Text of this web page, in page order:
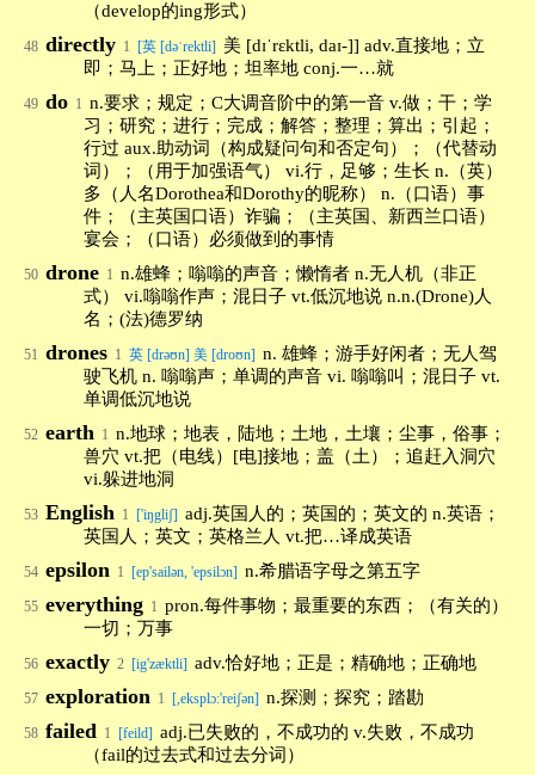
（develop的ing形式）
48 directly 1 [英 [dəˈrektli] 美 [dɪˈrɛktli, daɪ-]] adv.直接地；立
即；马上；正好地；坦率地 conj.一…就
49 do 1 n.要求；规定；C大调音阶中的第一音 v.做；干；学
习；研究；进行；完成；解答；整理；算出；引起；
行过 aux.助动词（构成疑问句和否定句）；（代替动
词）；（用于加强语气） vi.行，足够；生长 n.（英）
多（人名Dorothea和Dorothy的昵称） n.（口语）事
件；（主英国口语）诈骗；（主英国、新西兰口语）
宴会；（口语）必须做到的事情
50 drone 1 n.雄蜂；嗡嗡的声音；懒惰者 n.无人机（非正
式） vi.嗡嗡作声；混日子 vt.低沉地说 n.n.(Drone)人
名；(法)德罗纳
51 drones 1 英 [drəʊn] 美 [droʊn] n. 雄蜂；游手好闲者；无人驾
驶飞机 n. 嗡嗡声；单调的声音 vi. 嗡嗡叫；混日子 vt.
单调低沉地说
52 earth 1 n.地球；地表，陆地；土地，土壤；尘事，俗事；
兽穴 vt.把（电线）[电]接地；盖（土）；追赶入洞穴
vi.躲进地洞
53 English 1 ['iŋgliʃ] adj.英国人的；英国的；英文的 n.英语；
英国人；英文；英格兰人 vt.把…译成英语
54 epsilon 1 [ep'sailən, 'epsilɔn] n.希腊语字母之第五字
55 everything 1 pron.每件事物；最重要的东西；（有关的）
一切；万事
56 exactly 2 [ig'zæktli] adv.恰好地；正是；精确地；正确地
57 exploration 1 [,eksplɔ:'reiʃən] n.探测；探究；踏勘
58 failed 1 [feild] adj.已失败的，不成功的 v.失败，不成功
（fail的过去式和过去分词）